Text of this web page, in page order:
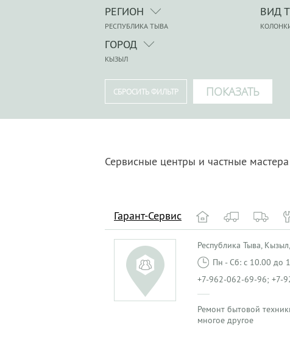
РЕГИОН
РЕСПУБЛИКА ТЫВА
ВИД
ГОРОД
КЫЗЫЛ
Сервисные центры и частные
Гарант-Сервис
Республика Тыва,
Пн - Сб: с 10.00 до
+7-962-062-69-96; +7-
Ремонт бытовой
многое другое